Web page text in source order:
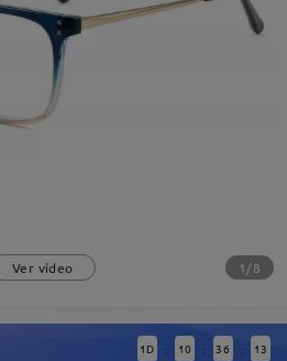
Ver vídeo 1/8
1 D : 10 : 36 : 12